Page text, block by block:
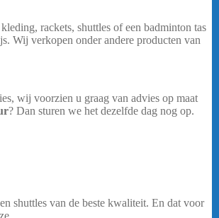
rackets, shuttles of een badminton tas
Wij verkopen onder andere producten van
wij voorzien u graag van advies op maat
? Dan sturen we het dezelfde dag nog op.
shuttles van de beste kwaliteit. En dat voor